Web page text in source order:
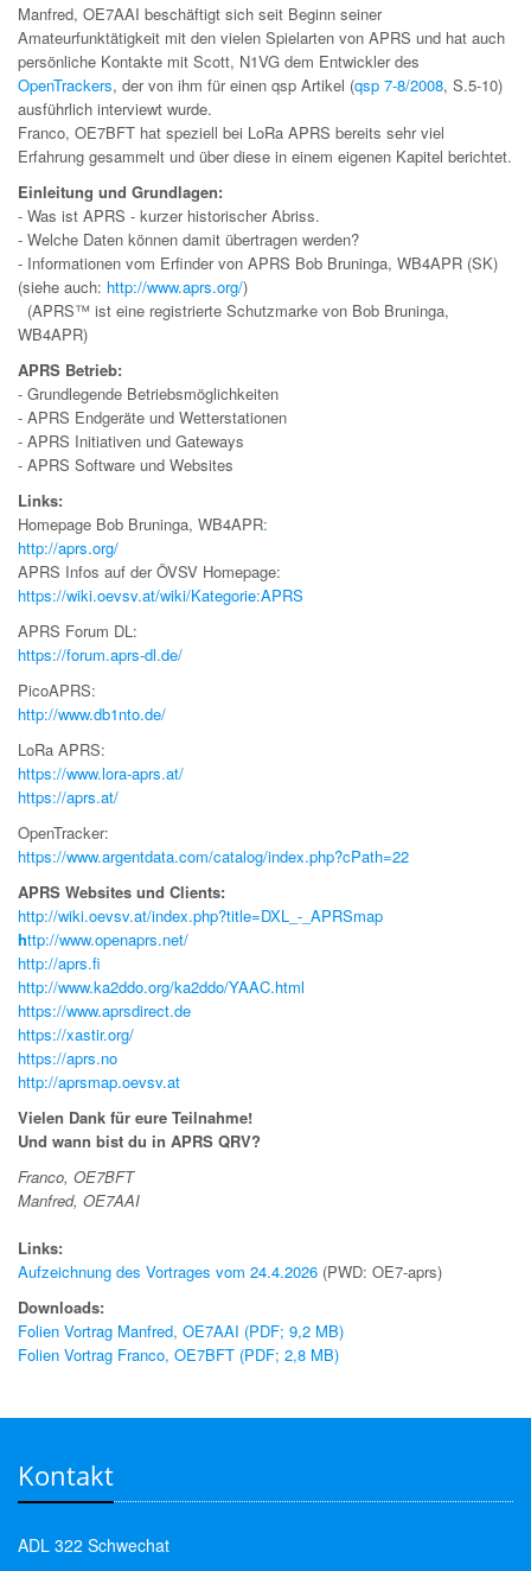
Manfred, OE7AAI beschäftigt sich seit Beginn seiner
Amateurfunktätigkeit mit den vielen Spielarten von APRS und hat auch
persönliche Kontakte mit Scott, N1VG dem Entwickler des
OpenTrackers, der von ihm für einen qsp Artikel (qsp 7-8/2008, S.5-10)
ausführlich interviewt wurde.
Franco, OE7BFT hat speziell bei LoRa APRS bereits sehr viel
Erfahrung gesammelt und über diese in einem eigenen Kapitel berichtet.
Einleitung und Grundlagen:
- Was ist APRS - kurzer historischer Abriss.
- Welche Daten können damit übertragen werden?
- Informationen vom Erfinder von APRS Bob Bruninga, WB4APR (SK)
(siehe auch: http://www.aprs.org/)
(APRS™ ist eine registrierte Schutzmarke von Bob Bruninga,
WB4APR)
APRS Betrieb:
- Grundlegende Betriebsmöglichkeiten
- APRS Endgeräte und Wetterstationen
- APRS Initiativen und Gateways
- APRS Software und Websites
Links:
Homepage Bob Bruninga, WB4APR:
http://aprs.org/
APRS Infos auf der ÖVSV Homepage:
https://wiki.oevsv.at/wiki/Kategorie:APRS
APRS Forum DL:
https://forum.aprs-dl.de/
PicoAPRS:
http://www.db1nto.de/
LoRa APRS:
https://www.lora-aprs.at/
https://aprs.at/
OpenTracker:
https://www.argentdata.com/catalog/index.php?cPath=22
APRS Websites und Clients:
http://wiki.oevsv.at/index.php?title=DXL_-_APRSmap
http://www.openaprs.net/
http://aprs.fi
http://www.ka2ddo.org/ka2ddo/YAAC.html
https://www.aprsdirect.de
https://xastir.org/
https://aprs.no
http://aprsmap.oevsv.at
Vielen Dank für eure Teilnahme!
Und wann bist du in APRS QRV?
Franco, OE7BFT
Manfred, OE7AAI
Links:
Aufzeichnung des Vortrages vom 24.4.2026 (PWD: OE7-aprs)
Downloads:
Folien Vortrag Manfred, OE7AAI (PDF; 9,2 MB)
Folien Vortrag Franco, OE7BFT (PDF; 2,8 MB)
Kontakt
ADL 322 Schwechat